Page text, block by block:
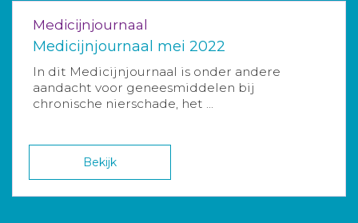
Medicijnjournaal
Medicijnjournaal mei 2022
In dit Medicijnjournaal is onder andere
aandacht voor geneesmiddelen bij
chronische nierschade, het ...
Bekijk